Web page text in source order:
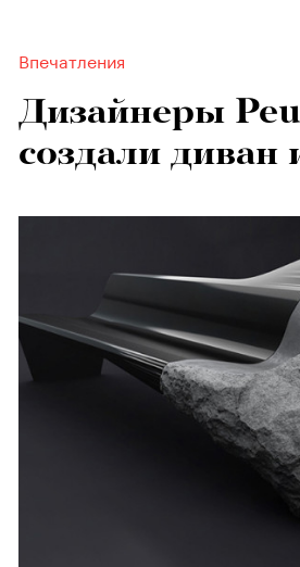
Впечатления
Дизайнеры
создали диван